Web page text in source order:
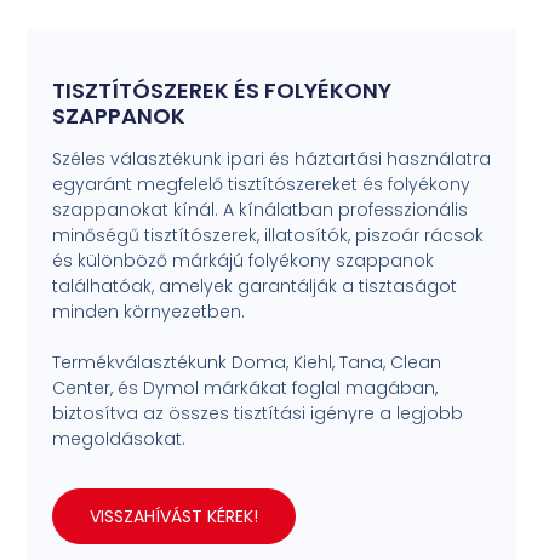
TISZTÍTÓSZEREK ÉS FOLYÉKONY
SZAPPANOK
Széles választékunk ipari és háztartási használatra
egyaránt megfelelő tisztítószereket és folyékony
szappanokat kínál. A kínálatban professzionális
minőségű tisztítószerek, illatosítók, piszoár rácsok
és különböző márkájú folyékony szappanok
találhatóak, amelyek garantálják a tisztaságot
minden környezetben.
Termékválasztékunk Doma, Kiehl, Tana, Clean
Center, és Dymol márkákat foglal magában,
biztosítva az összes tisztítási igényre a legjobb
megoldásokat.
VISSZAHÍVÁST KÉREK!